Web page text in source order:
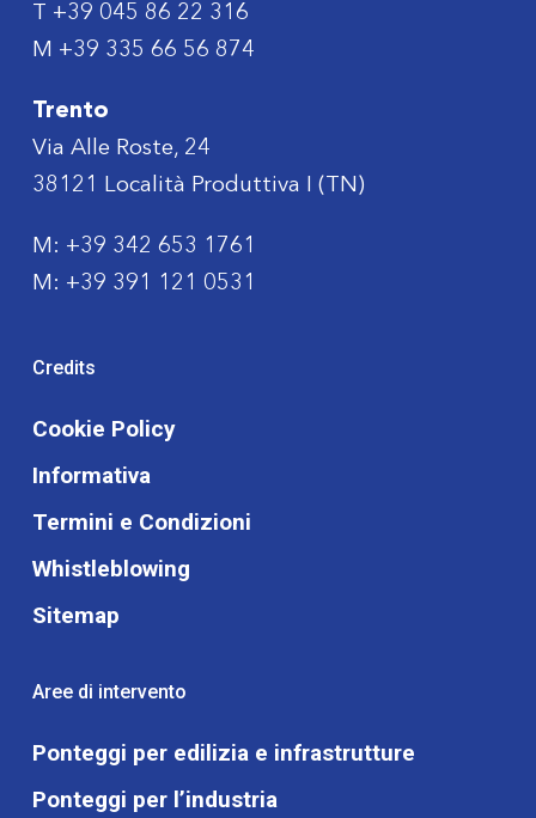
+39 045 86 22 316
M +39 335 66 56 874
Trento
Via Alle Roste, 24
38121 Località Produttiva I (TN)
M: +39 342 653 1761
M: +39 391 121 0531
Credits
Cookie Policy
Informativa
Termini e Condizioni
Whistleblowing
Sitemap
Aree di intervento
Ponteggi per edilizia e infrastrutture
Ponteggi per l’industria